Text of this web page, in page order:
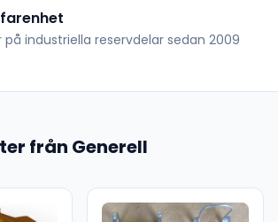
på industriella reservdelar sedan 2009
från Generell